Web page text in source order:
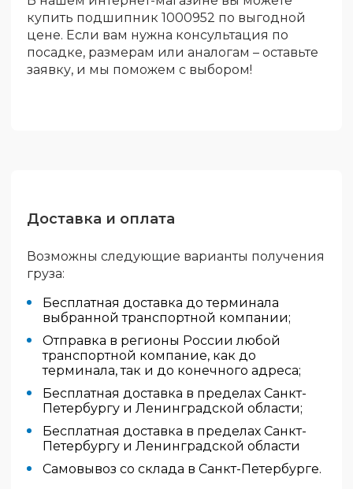
купить подшипник 1000952 по выгодной
цене. Если вам нужна консультация по
посадке, размерам или аналогам – оставьте
заявку, и мы поможем с выбором!
Доставка и оплата
Возможны следующие варианты получения
груза:
Бесплатная доставка до терминала
выбранной транспортной компании;
Отправка в регионы России любой
транспортной компание, как до
терминала, так и до конечного адреса;
Бесплатная доставка в пределах Санкт-
Петербургу и Ленинградской области;
Бесплатная доставка в пределах Санкт-
Петербургу и Ленинградской области
Самовывоз со склада в Санкт-Петербурге.